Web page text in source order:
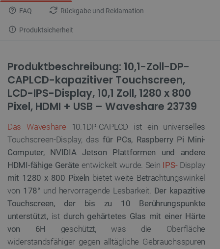
FAQ Rückgabe und Reklamation
Produktsicherheit
Produktbeschreibung: 10,1-Zoll-DP-
CAPLCD-kapazitiver Touchscreen,
LCD-IPS-Display, 10,1 Zoll, 1280 x 800
Pixel, HDMI + USB – Waveshare 23739
Das Waveshare 10.1DP-CAPLCD ist ein universelles
Touchscreen-Display, dasfür PCs, Raspberry Pi Mini-
Computer, NVIDIA Jetson Plattformen und andere
HDMI-fähige Geräte entwickelt wurde. Sein IPS-Display
mit 1280 x 800 Pixeln bietet weite Betrachtungswinkel
von 178° und hervorragende Lesbarkeit. Der kapazitive
Touchscreen, der bis zu 10 Berührungspunkte
unterstützt,ist durch gehärtetes Glas mit einer Härte
von 6H geschützt, was die Oberfläche
widerstandsfähiger gegen alltägliche Gebrauchsspuren